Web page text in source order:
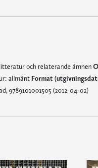
och relaterande ämnen
allmänt Format
9789101001505 (2012-04-02)